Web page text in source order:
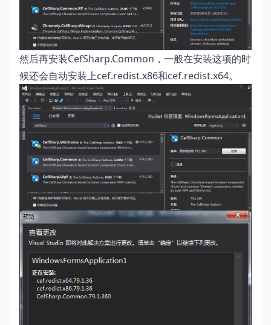
然后再安装CefSharp.Common，一般在安装这项的时
候还会自动安装上cef.redist.x86和cef.redist.x64。